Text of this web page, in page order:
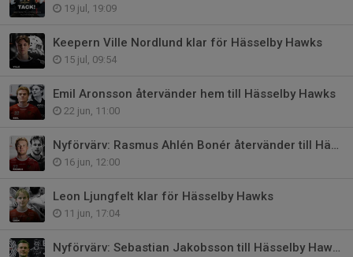
19 jul, 19:09
Keepern Ville Nordlund klar för Hässelby Hawks
15 jul, 09:54
Emil Aronsson återvänder hem till Hässelby Hawks
22 jun, 11:00
Nyförvärv: Rasmus Ahlén Bonér återvänder till Hässelby
16 jun, 12:00
Leon Ljungfelt klar för Hässelby Hawks
11 jun, 17:04
Nyförvärv: Sebastian Jakobsson till Hässelby Hawks